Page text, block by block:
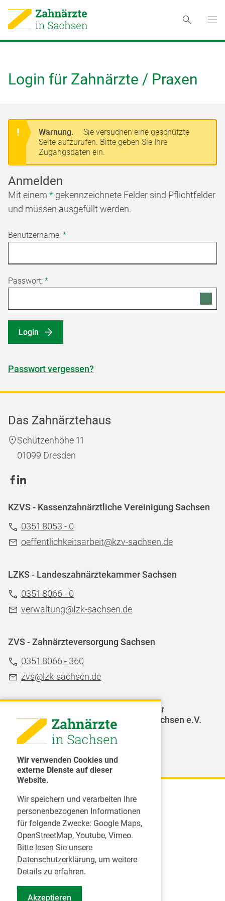
Wir verwenden Cookies und
externe Dienste auf dieser
Website.
Wir speichern und verarbeiten Ihre
personenbezogenen Informationen
für folgende Zwecke: Google Maps,
OpenStreetMap, Youtube, Vimeo.
Bitte lesen Sie unsere
Datenschutzerklärung, um weitere
Details zu erfahren.
Akzeptieren
Login für Zahnärzte / Praxen
Warnung.
Sie versuchen eine geschützte
Seite aufzurufen. Bitte geben Sie Ihre
Zugangsdaten ein.
Anmelden
Mit einem * gekennzeichnete Felder sind Pflichtfelder
und müssen ausgefüllt werden.
Benutzername: *
Passwort: *
Login
Passwort vergessen?
Das Zahnärztehaus
Schützenhöhe 11
01099 Dresden
KZVS - Kassenzahnärztliche Vereinigung Sachsen
0351 8053 - 0
oeffentlichkeitsarbeit@kzv-sachsen.de
LZKS - Landeszahnärztekammer Sachsen
0351 8066 - 0
verwaltung@Izk-sachsen.de
ZVS - Zahnärzteversorgung Sachsen
0351 8066 - 360
zvs@lzk-sachsen.de
LAGZ - Landesarbeitsgemeinschaft für
Jugendzahnpflege des Freistaates Sachsen e.V.
Karriere
Inserate
Praktikum in einer Zahnarztpraxis
Jobs im Zahnärztehaus
Presse
Pressemitteilungen